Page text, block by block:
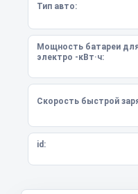
Тип авто:
Мощность батареи
электро -кВт·ч:
Скорость быстрой
id: